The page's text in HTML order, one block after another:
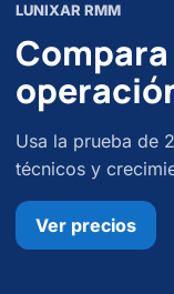
LUNIXAR RMM
Usa la prueba de
técnicos y
Ver precios